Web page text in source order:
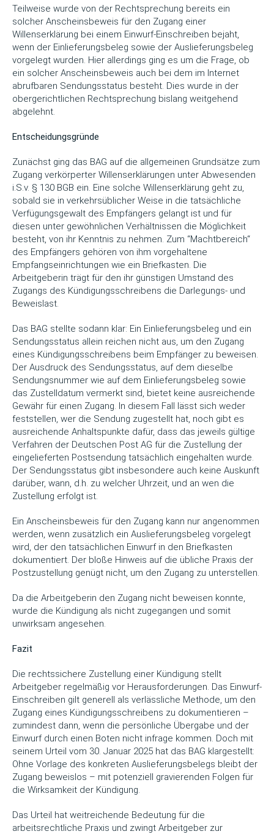
Teilweise wurde von der Rechtsprechung bereits ein
solcher Anscheinsbeweis für den Zugang einer
Willenserklärung bei einem Einwurf-Einschreiben bejaht,
wenn der Einlieferungsbeleg sowie der Auslieferungsbeleg
vorgelegt wurden. Hier allerdings ging es um die Frage, ob
ein solcher Anscheinsbeweis auch bei dem im Internet
abrufbaren Sendungsstatus besteht. Dies wurde in der
obergerichtlichen Rechtsprechung bislang weitgehend
abgelehnt.
Entscheidungsgründe
Zunächst ging das BAG auf die allgemeinen Grundsätze zum
Zugang verkörperter Willenserklärungen unter Abwesenden
i.S.v. § 130 BGB ein. Eine solche Willenserklärung geht zu,
sobald sie in verkehrsüblicher Weise in die tatsächliche
Verfügungsgewalt des Empfängers gelangt ist und für
diesen unter gewöhnlichen Verhältnissen die Möglichkeit
besteht, von ihr Kenntnis zu nehmen. Zum “Machtbereich“
des Empfängers gehören von ihm vorgehaltene
Empfangseinrichtungen wie ein Briefkasten. Die
Arbeitgeberin trägt für den ihr günstigen Umstand des
Zugangs des Kündigungsschreibens die Darlegungs- und
Beweislast.
Das BAG stellte sodann klar: Ein Einlieferungsbeleg und ein
Sendungsstatus allein reichen nicht aus, um den Zugang
eines Kündigungsschreibens beim Empfänger zu beweisen.
Der Ausdruck des Sendungsstatus, auf dem dieselbe
Sendungsnummer wie auf dem Einlieferungsbeleg sowie
das Zustelldatum vermerkt sind, bietet keine ausreichende
Gewähr für einen Zugang. In diesem Fall lässt sich weder
feststellen, wer die Sendung zugestellt hat, noch gibt es
ausreichende Anhaltspunkte dafür, dass das jeweils gültige
Verfahren der Deutschen Post AG für die Zustellung der
eingelieferten Postsendung tatsächlich eingehalten wurde.
Der Sendungsstatus gibt insbesondere auch keine Auskunft
darüber, wann, d.h. zu welcher Uhrzeit, und an wen die
Zustellung erfolgt ist.
Ein Anscheinsbeweis für den Zugang kann nur angenommen
werden, wenn zusätzlich ein Auslieferungsbeleg vorgelegt
wird, der den tatsächlichen Einwurf in den Briefkasten
dokumentiert. Der bloße Hinweis auf die übliche Praxis der
Postzustellung genügt nicht, um den Zugang zu unterstellen.
Da die Arbeitgeberin den Zugang nicht beweisen konnte,
wurde die Kündigung als nicht zugegangen und somit
unwirksam angesehen.
Fazit
Die rechtssichere Zustellung einer Kündigung stellt
Arbeitgeber regelmäßig vor Herausforderungen. Das Einwurf-
Einschreiben gilt generell als verlässliche Methode, um den
Zugang eines Kündigungsschreibens zu dokumentieren –
zumindest dann, wenn die persönliche Übergabe und der
Einwurf durch einen Boten nicht infrage kommen. Doch mit
seinem Urteil vom 30. Januar 2025 hat das BAG klargestellt:
Ohne Vorlage des konkreten Auslieferungsbelegs bleibt der
Zugang beweislos – mit potenziell gravierenden Folgen für
die Wirksamkeit der Kündigung.
Das Urteil hat weitreichende Bedeutung für die
arbeitsrechtliche Praxis und zwingt Arbeitgeber zur